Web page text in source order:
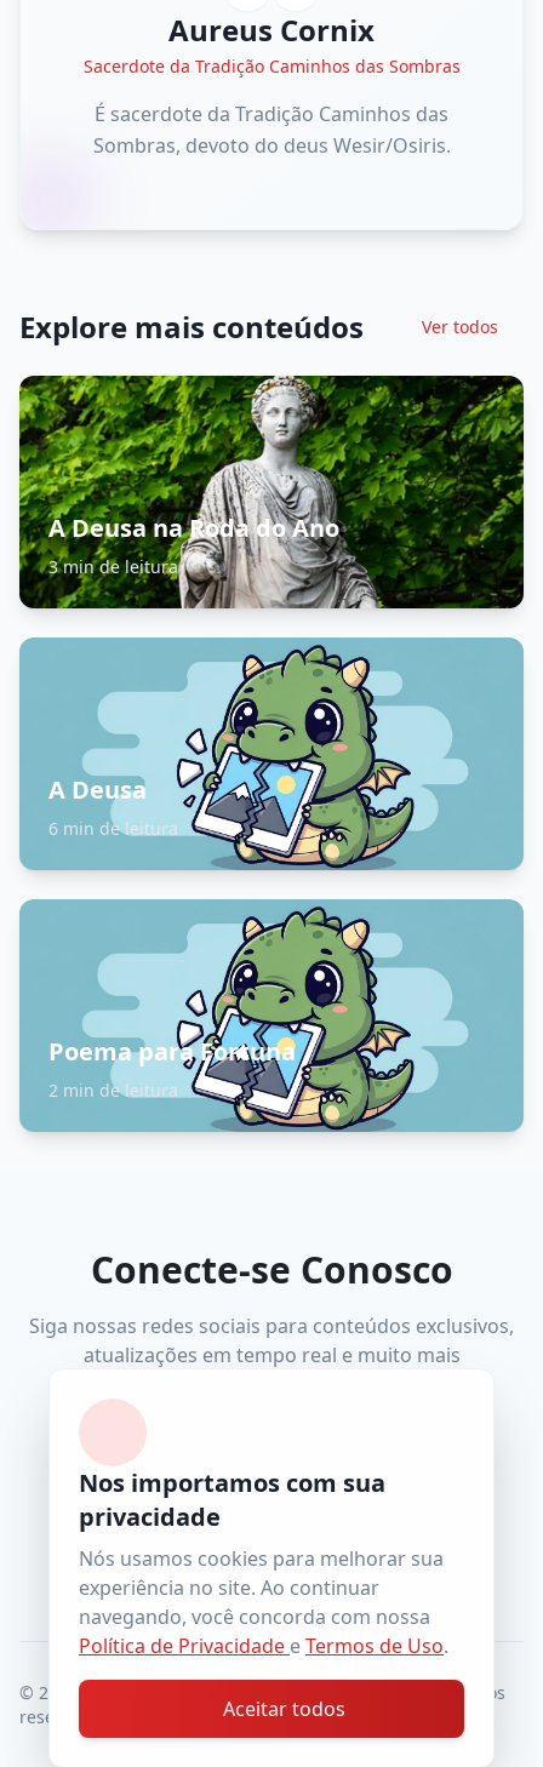
Aureus Cornix
Sacerdote da Tradição Caminhos das Sombras
É sacerdote da Tradição Caminhos das
Sombras, devoto do deus Wesir/Osiris.
Explore mais conteúdos Ver todos
A Deusa na Roda do Ano
3 min de leitura
A Deusa
6 min de leitura
Poema para Fortuna
2 min de leitura
Conecte-se Conosco
Siga nossas redes sociais para conteúdos exclusivos,
atualizações em tempo real e muito mais
FacebookInstagramYouTube Telegram
wiccatcs@gmail.com
© 2026 - Tradição Caminhos das Sombras. Todos os direitos
reservados
Nos importamos com sua
privacidade
Nós usamos cookies para melhorar sua
experiência no site. Ao continuar
navegando, você concorda com nossa
Política de Privacidade eTermos de Uso.
Aceitar todos